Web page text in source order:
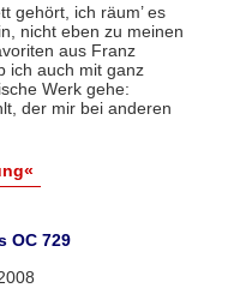
gehört, ich räum’ es
nicht eben zu meinen
aus Franz
ich auch mit ganz
Werk gehe:
der mir bei anderen
OC 729